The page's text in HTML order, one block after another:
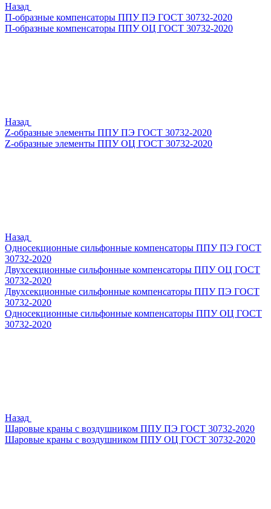
Назад
П-образные компенсаторы ППУ ПЭ ГОСТ 30732-2020
П-образные компенсаторы ППУ ОЦ ГОСТ 30732-2020
Назад
Z-образные элементы ППУ ПЭ ГОСТ 30732-2020
Z-образные элементы ППУ ОЦ ГОСТ 30732-2020
Назад
Односекционные сильфонные компенсаторы ППУ ПЭ ГОСТ
30732-2020
Двухсекционные сильфонные компенсаторы ППУ ОЦ ГОСТ
30732-2020
Двухсекционные сильфонные компенсаторы ППУ ПЭ ГОСТ
30732-2020
Односекционные сильфонные компенсаторы ППУ ОЦ ГОСТ
30732-2020
Назад
Шаровые краны с воздушником ППУ ПЭ ГОСТ 30732-2020
Шаровые краны с воздушником ППУ ОЦ ГОСТ 30732-2020